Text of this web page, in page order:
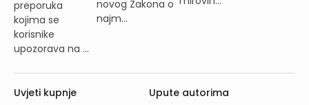
preporuka
kojima se
korisnike
upozorava na ...
novog Zakona o
najm...
Uvjeti kupnje Upute autorima